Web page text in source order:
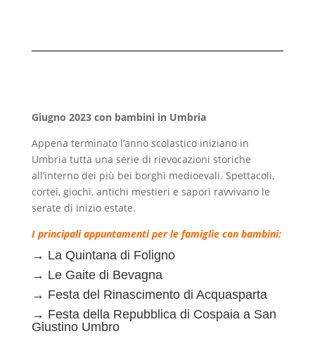
Giugno 2023 con bambini in Umbria
Appena terminato l’anno scolastico iniziano in
Umbria tutta una serie di rievocazioni storiche
all’interno dei più bei borghi medioevali. Spettacoli,
cortei, giochi, antichi mestieri e sapori ravvivano le
serate di inizio estate.
I principali appuntamenti per le famiglie con bambini:
→ La Quintana di Foligno
→ Le Gaite di Bevagna
→ Festa del Rinascimento di Acquasparta
→ Festa della Repubblica di Cospaia a San
Giustino Umbro